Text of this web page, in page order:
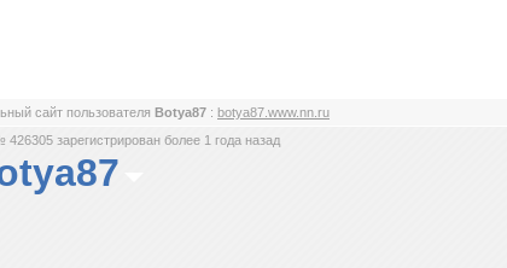
сайт пользователя Botya87 : botya87.www.nn.ru
426305 зарегистрирован более 1 года назад